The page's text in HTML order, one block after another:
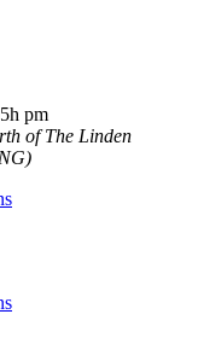
pm
of The Linden